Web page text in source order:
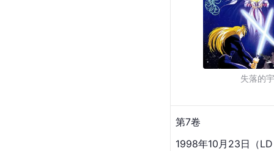
失落的
第7卷
1998年10月23日（